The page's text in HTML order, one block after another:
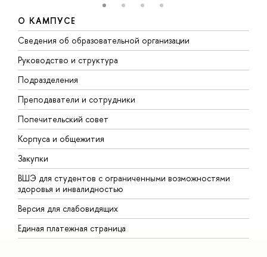
О КАМПУСЕ
Сведения об образовательной организации
Руководство и структура
Подразделения
Преподаватели и сотрудники
Попечительский совет
Корпуса и общежития
Закупки
ВШЭ для студентов с ограниченными возможностями
здоровья и инвалидностью
Версия для слабовидящих
Единая платежная страница